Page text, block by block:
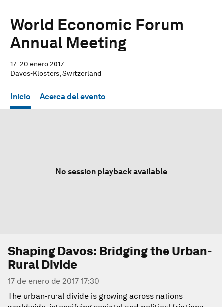
World Economic Forum
Annual Meeting
17–20 enero 2017
Davos-Klosters, Switzerland
Inicio Acerca del evento
No session playback available
Shaping Davos: Bridging the Urban-
Rural Divide
17 de enero de 2017 17:30
The urban-rural divide is growing across nations